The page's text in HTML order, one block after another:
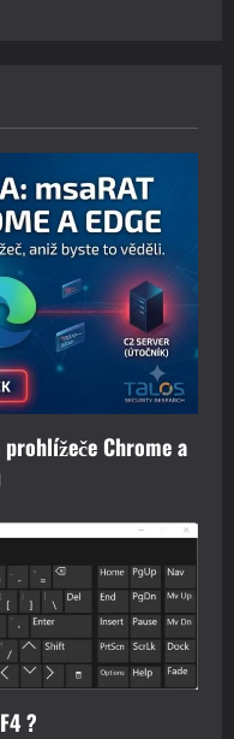
prohlížeče Chrome a
?